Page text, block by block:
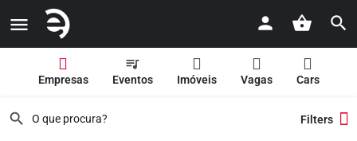
Empresas Eventos Imóveis Vagas Cars
Filters